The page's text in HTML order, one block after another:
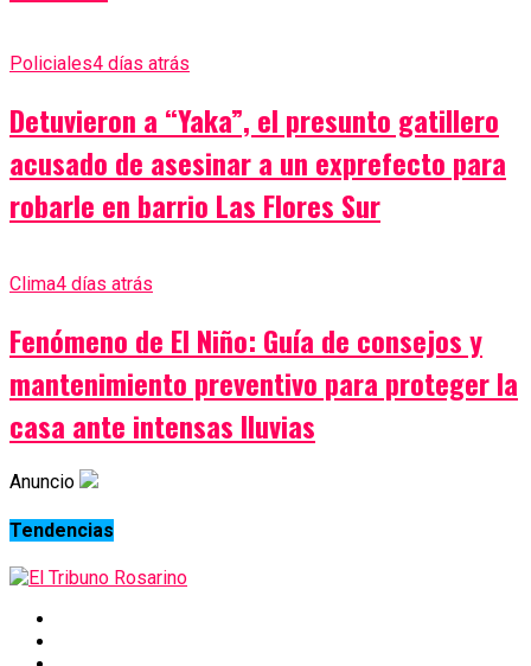
Policiales4 días atrás
Detuvieron a “Yaka”, el presunto gatillero
acusado de asesinar a un exprefecto para
robarle en barrio Las Flores Sur
Clima4 días atrás
Fenómeno de El Niño: Guía de consejos y
mantenimiento preventivo para proteger la
casa ante intensas lluvias
Anuncio
Tendencias